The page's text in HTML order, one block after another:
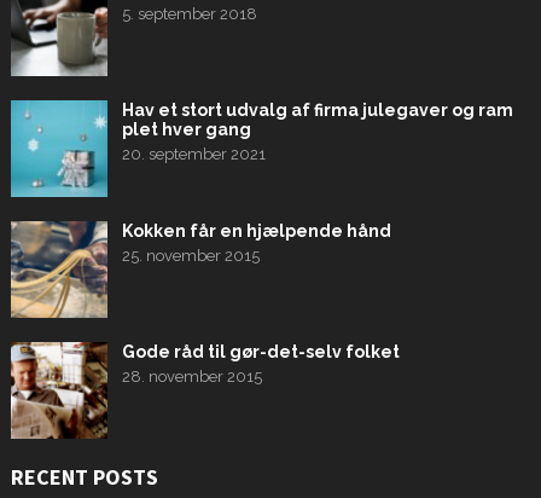
5. september 2018
Hav et stort udvalg af firma julegaver og ram
plet hver gang
20. september 2021
Kokken får en hjælpende hånd
25. november 2015
Gode råd til gør-det-selv folket
28. november 2015
RECENT POSTS